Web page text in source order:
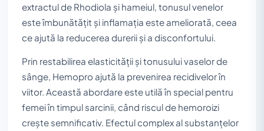
extractul de Rhodiola și hameiul, tonusul venelor
este îmbunătățit și inflamația este ameliorată, ceea
ce ajută la reducerea durerii și a disconfortului.
Prin restabilirea elasticității și tonusului vaselor de
sânge, Hemopro ajută la prevenirea recidivelor în
viitor. Această abordare este utilă în special pentru
femei în timpul sarcinii, când riscul de hemoroizi
crește semnificativ. Efectul complex al substanțelor